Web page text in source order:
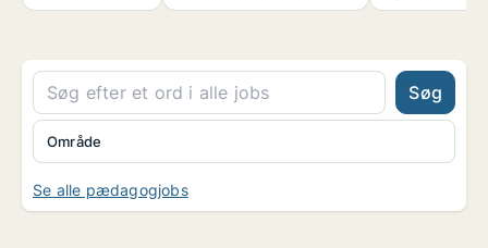
Søg
Område
Se alle pædagogjobs